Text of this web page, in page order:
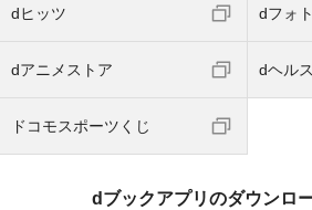
dヒッツ dフォト
dアニメストア dヘル
ドコモスポーツくじ
dブックアプリのダウンロ